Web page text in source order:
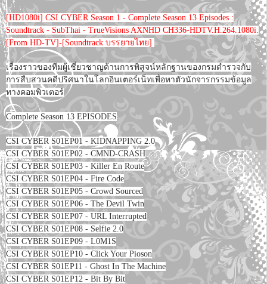
[HD1080i] CSI CYBER Season 1 - Complete Season 13 Episodes :
Soundtrack - SubThai - TrueVisions AXNHD CH336-HDTV.H.264.1080i.
[From HD-TV]-[Soundtrack บรรยายไทย]
เรื่องราวของทีมผู้เชี่ยวชาญด้านการพิสูจน์หลักฐานของกรมตำรวจกับ
การสืบสวนคดีปริศนาในโลกอินเตอร์เน็ทเพื่อหาตัวนักจารกรรมข้อมูล
ทางคอมพิวเตอร์
Complete Season 13 EPISODES
CSI CYBER S01EP01 - KIDNAPPING 2.0
CSI CYBER S01EP02 - CMND-CRASH
CSI CYBER S01EP03 - Killer En Route
CSI CYBER S01EP04 - Fire Code
CSI CYBER S01EP05 - Crowd Sourced
CSI CYBER S01EP06 - The Devil Twin
CSI CYBER S01EP07 - URL Interrupted
CSI CYBER S01EP08 - Selfie 2.0
CSI CYBER S01EP09 - L0M1S
CSI CYBER S01EP10 - Click Your Pioson
CSI CYBER S01EP11 - Ghost In The Machine
CSI CYBER S01EP12 - Bit By Bit